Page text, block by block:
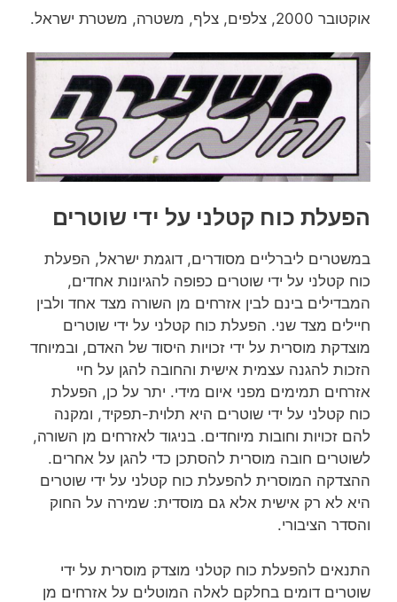
אוקטובר 2000, צלפים, צלף, משטרה, משטרת ישראל.
הפעלת כוח קטלני על ידי שוטרים
במשטרים ליברליים מסודרים, דוגמת ישראל, הפעלת
כוח קטלני על ידי שוטרים כפופה להגיונות אחדים,
המבדילים בינם לבין אזרחים מן השורה מצד אחד ולבין
חיילים מצד שני. הפעלת כוח קטלני על ידי שוטרים
מוצדקת מוסרית על ידי זכויות היסוד של האדם, ובמיוחד
הזכות להגנה עצמית אישית והחובה להגן על חיי
אזרחים תמימים מפני איום מידי. יתר על כן, הפעלת
כוח קטלני על ידי שוטרים היא תלוית-תפקיד, ומקנה
להם זכויות וחובות מיוחדים. בניגוד לאזרחים מן השורה,
לשוטרים חובה מוסרית להסתכן כדי להגן על אחרים.
ההצדקה המוסרית להפעלת כוח קטלני על ידי שוטרים
היא לא רק אישית אלא גם מוסדית: שמירה על החוק
והסדר הציבורי.
התנאים להפעלת כוח קטלני מוצדק מוסרית על ידי
שוטרים דומים בחלקם לאלה המוטלים על אזרחים מן